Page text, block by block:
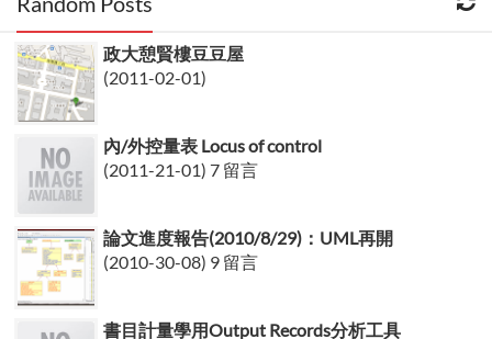
政大憩賢樓豆豆屋
(2011-02-01)
內/外控量表 Locus of control
(2011-21-01) 7 留言
論文進度報告(2010/8/29)：UML再開
(2010-30-08) 9 留言
書目計量學用Output Records分析工具